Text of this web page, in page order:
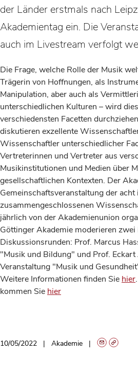
der Länder erstmals nach
Akademientag ein. Die
auch im Livestream verfolgt
Die Frage, welche Rolle der Musik
Trägerin von Hoffnungen, als
Manipulation, aber auch als
unterschiedlichen Kulturen – wird
verschiedensten Facetten
diskutieren exzellente
Wissenschaftler unterschiedlicher
Vertreterinnen und Vertreter aus
Musikinstitutionen und Medien über
gesellschaftlichen Kontexten. Der
Gemeinschaftsveranstaltung der
zusammengeschlossenen
jährlich von der Akademienunion
Göttinger Akademie moderieren
Diskussionsrunden: Prof. Marcus
"Musik und Bildung" und Prof.
Veranstaltung "Musik und
Weitere Informationen finden Sie hier
kommen Sie hier
10/05/2022 Akademie